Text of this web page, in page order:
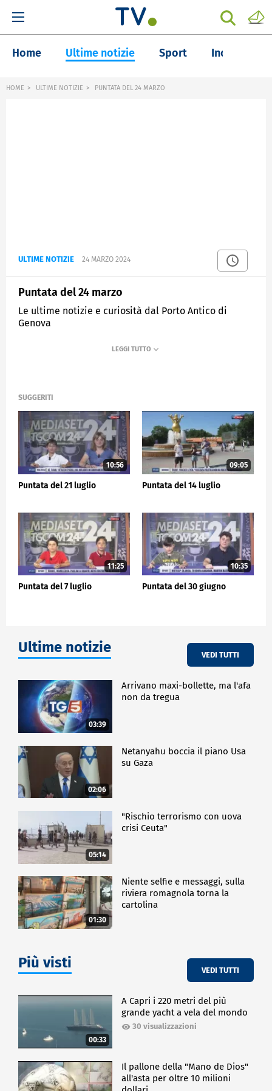
Home Ultime notizie Sport Inchieste
HOME ULTIME NOTIZIE PUNTATA DEL 24 MARZO
ULTIME NOTIZIE 24 MARZO 2024
Puntata del 24 marzo
Le ultime notizie e curiosità dal Porto Antico di
Genova
IL TG DEI RAGAZZI
SUGGERITI
10:56
Puntata del 21 luglio
09:05
Puntata del 14 luglio
11:25
Puntata del 7 luglio
10:35
Puntata del 30 giugno
Ultime notizie VEDI TUTTI
03:39
Arrivano maxi-bollette, ma l'afa
non da tregua
02:06
Netanyahu boccia il piano Usa
su Gaza
05:14
"Rischio terrorismo con uova
crisi Ceuta"
01:30
Niente selfie e messaggi, sulla
riviera romagnola torna la
cartolina
Più visti VEDI TUTTI
00:33
A Capri i 220 metri del più
grande yacht a vela del mondo
30 visualizzazioni
Il pallone della "Mano de Dios"
all'asta per oltre 10 milioni